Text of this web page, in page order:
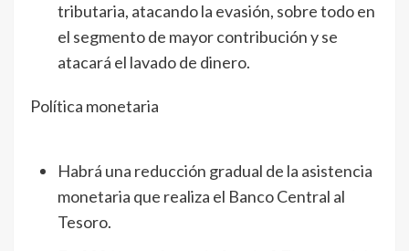
tributaria, atacando la evasión, sobre todo en
el segmento de mayor contribución y se
atacará el lavado de dinero.
Política monetaria
Habrá una reducción gradual de la asistencia
monetaria que realiza el Banco Central al
Tesoro.